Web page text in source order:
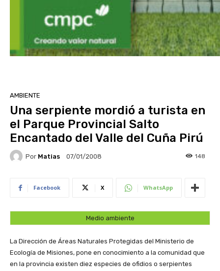
AMBIENTE
Una serpiente mordió a turista en
el Parque Provincial Salto
Encantado del Valle del Cuña Pirú
Por Matias 07/01/2008 148
Facebook X WhatsApp
Medio ambiente
La Dirección de Áreas Naturales Protegidas del Ministerio de
Ecología de Misiones, pone en conocimiento a la comunidad que
en la provincia existen diez especies de ofidios o serpientes